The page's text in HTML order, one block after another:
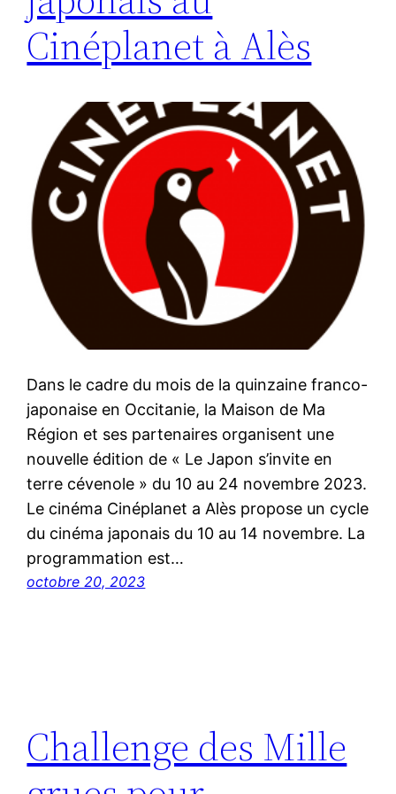
Cinéplanet à Alès
Dans le cadre du mois de la quinzaine franco-
japonaise en Occitanie, la Maison de Ma
Région et ses partenaires organisent une
nouvelle édition de « Le Japon s’invite en
terre cévenole » du 10 au 24 novembre 2023.
Le cinéma Cinéplanet a Alès propose un cycle
du cinéma japonais du 10 au 14 novembre. La
programmation est…
octobre 20, 2023
Challenge des Mille